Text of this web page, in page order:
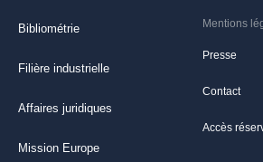
Mentions
Presse
Contact
Accès
Bibliométrie
Filière industrielle
Affaires juridiques
Mission Europe